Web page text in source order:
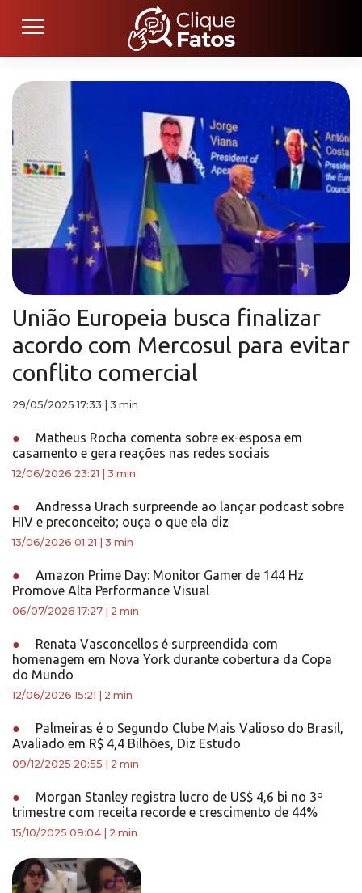
União Europeia busca finalizar
acordo com Mercosul para evitar
conflito comercial
29/05/2025 17:33 3 min
●
Matheus Rocha comenta sobre ex-esposa em
casamento e gera reações nas redes sociais
12/06/2026 23:21 3 min
●
Andressa Urach surpreende ao lançar podcast sobre
HIV e preconceito; ouça o que ela diz
13/06/2026 01:21 3 min
●
Amazon Prime Day: Monitor Gamer de 144 Hz
Promove Alta Performance Visual
06/07/2026 17:27 2 min
●
Renata Vasconcellos é surpreendida com
homenagem em Nova York durante cobertura da Copa
do Mundo
12/06/2026 15:21 2 min
●
Palmeiras é o Segundo Clube Mais Valioso do Brasil,
Avaliado em R$ 4,4 Bilhões, Diz Estudo
09/12/2025 20:55 2 min
●
Morgan Stanley registra lucro de US$ 4,6 bi no 3º
trimestre com receita recorde e crescimento de 44%
15/10/2025 09:04 2 min